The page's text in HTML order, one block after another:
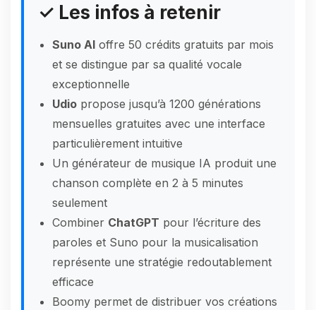
✓ Les infos à retenir
Suno AI offre 50 crédits gratuits par mois
et se distingue par sa qualité vocale
exceptionnelle
Udio propose jusqu’à 1200 générations
mensuelles gratuites avec une interface
particulièrement intuitive
Un générateur de musique IA produit une
chanson complète en 2 à 5 minutes
seulement
Combiner ChatGPT pour l’écriture des
paroles et Suno pour la musicalisation
représente une stratégie redoutablement
efficace
Boomy permet de distribuer vos créations